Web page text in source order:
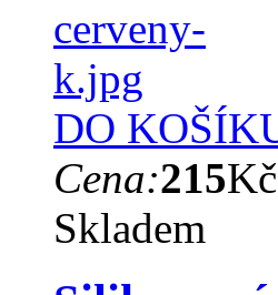
DO
Cena:215Kč
Skladem